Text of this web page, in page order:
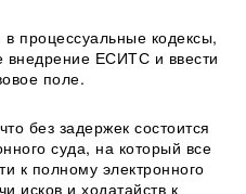
процессуальные кодексы,
внедрение ЕСИТС и ввести
поле.
без задержек состоится
суда, на который все
к полному электронного
исков и ходатайств к